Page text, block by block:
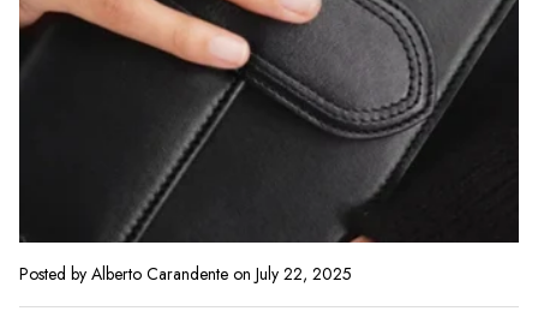
Posted by Alberto Carandente on July 22, 2025